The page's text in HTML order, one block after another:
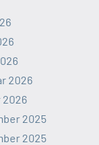
2026
2026
2025
2025